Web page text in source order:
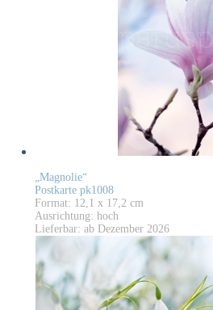
„Magnolie“
Postkarte pk1008
Format: 12,1 x 17,2 cm
Ausrichtung: hoch
Lieferbar: ab Dezember 2026